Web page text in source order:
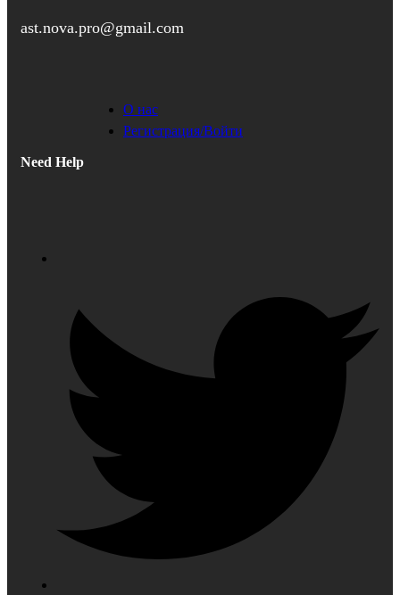
ast.nova.pro@gmail.com
О нас
Регистрация/Войти
Need Help